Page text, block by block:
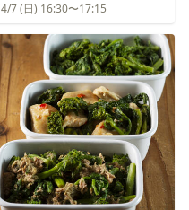
4/7 (日) 16:30〜17:15